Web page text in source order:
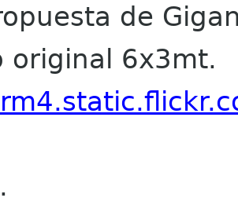
de
original 6x3mt.